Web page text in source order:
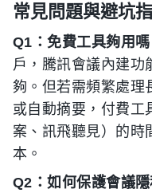
常見問題與避坑
Q1：免費工具夠用嗎
戶，騰訊會議內建功
夠。但若需頻繁處理
或自動摘要，付費工
案、訊飛聽見）的時
本。
Q2：如何保護會議隱